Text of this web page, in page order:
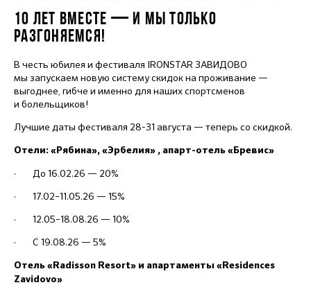
10 ЛЕТ ВМЕСТЕ — И МЫ ТОЛЬКО
РАЗГОНЯЕМСЯ!
В честь юбилея и фестиваля IRONSTAR ЗАВИДОВО
мы запускаем новую систему скидок на проживание —
выгоднее, гибче и именно для наших спортсменов
и болельщиков!
Лучшие даты фестиваля 28-31 августа — теперь со скидкой.
Отели: «Рябина», «Эрбелия» , апарт-отель «Бревис»
· До 16.02.26 — 20%
· 17.02–11.05.26 — 15%
· 12.05–18.08.26 — 10%
· С 19.08.26 — 5%
Отель «Radisson Resort» и апартаменты «Residences
Zavidovo»